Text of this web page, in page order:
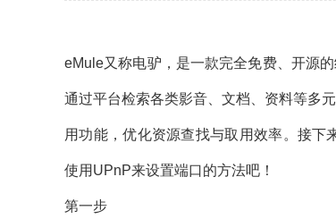
eMule又称电驴，是一款完全免费、开源
通过平台检索各类影音、文档、资料等多
用功能，优化资源查找与取用效率。接
使用UPnP来设置端口的方法吧！
第一步